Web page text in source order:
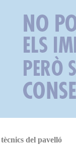
del pavelló